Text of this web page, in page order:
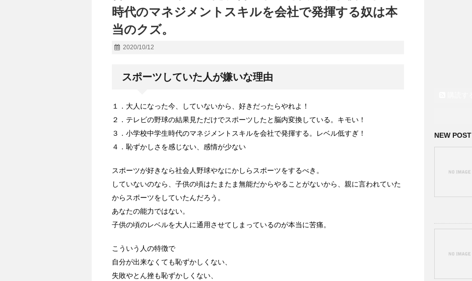
時代のマネジメントスキルを会社で発揮する奴は本
当のクズ。
2020/10/12
スポーツしていた人が嫌いな理由
１．大人になった今、していないから、好きだったらやれよ！
２．テレビの野球の結果見ただけでスポーツしたと脳内変換している。キモい！
３．小学校中学生時代のマネジメントスキルを会社で発揮する。レベル低すぎ！
４．恥ずかしさを感じない、感情が少ない
スポーツが好きなら社会人野球やなにかしらスポーツをするべき。
していないのなら、子供の頃はたまたま無能だからやることがないから、親に言われていた
からスポーツをしていたんだろう。
あなたの能力ではない。
子供の頃のレベルを大人に通用させてしまっているのが本当に苦痛。
こういう人の特徴で
自分が出来なくても恥ずかしくない、
失敗やとん挫も恥ずかしくない、
NEW POST